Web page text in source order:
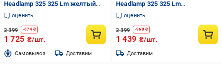
Headlamp 325 325 Lm желтый
HPB0312
оценить
2 399 -674₴
1 725 ₴/шт.
Cамовывоз Доставим
Headlamp 325 325 Lm
бирюзовый HPB0311
оценить
2 399 -960₴
1 439 ₴/шт.
Доставим